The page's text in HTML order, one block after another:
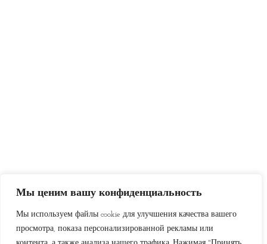
Мы ценим вашу конфиденциальность
Мы используем файлы cookie для улучшения качества вашего
просмотра, показа персонализированной рекламы или